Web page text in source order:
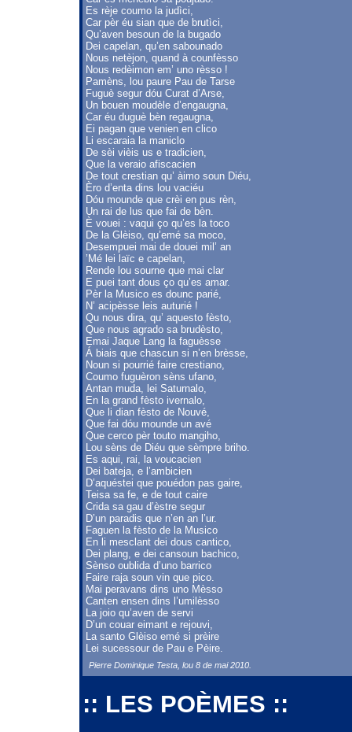
Es rèje coumo la judìci,
Car pèr éu sian que de brutìci,
Qu’aven besoun de la bugado
Dei capelan, qu’en sabounado
Nous netèjon, quand à counfèsso
Nous redèimon em’ uno rèsso !
Pamèns, lou paure Pau de Tarse
Fuguè segur dóu Curat d’Arse,
Un bouen moudèle d’engaugna,
Car éu duguè bèn regaugna,
Ei pagan que venien en clico
Li escaraia la maniclo
De sèi vièis us e tradicien,
Que la veraio afiscacien
De tout crestian qu’ àimo soun Diéu,
Èro d’enta dins lou vaciéu
Dóu mounde que crèi en pus rèn,
Un rai de lus que fai de bèn.
È vouei : vaqui ço qu’es la toco
De la Glèiso, qu’emé sa moco,
Desempuei mai de douei mil’ an
’Mé lei laïc e capelan,
Rende lou sourne que mai clar
E puei tant dous ço qu’es amar.
Pèr la Musico es dounc parié,
N’ acipèsse leis auturié !
Qu nous dira, qu’ aquesto fèsto,
Que nous agrado sa brudèsto,
Emai Jaque Lang la faguèsse
Á biais que chascun si n’en brèsse,
Noun si pourrié faire crestiano,
Coumo fuguèron sèns ufano,
Antan muda, lei Saturnalo,
En la grand fèsto ivernalo,
Que li dian fèsto de Nouvé,
Que fai dóu mounde un avé
Que cerco pèr touto mangiho,
Lou sèns de Diéu que sèmpre briho.
Es aqui, rai, la voucacien
Dei bateja, e l’ambicien
D’aquéstei que pouédon pas gaire,
Teisa sa fe, e de tout caire
Crida sa gau d’èstre segur
D’un paradis que n’en an l’ur.
Faguen la fèsto de la Musico
En li mesclant dei dous cantico,
Dei plang, e dei cansoun bachico,
Sènso oublida d’uno barrico
Faire raja soun vin que pico.
Mai peravans dins uno Mèsso
Canten ensen dins l’umilèsso
La joio qu’aven de servi
D’un couar eimant e rejouvi,
La santo Glèiso emé si prèire
Lei sucessour de Pau e Pèire.
Pierre Dominique Testa, lou 8 de mai 2010.
:: LES POÈMES ::